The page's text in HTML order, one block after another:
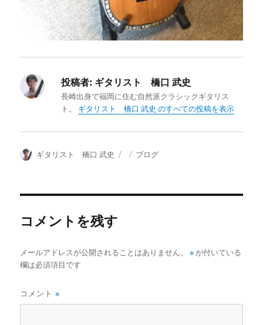
投稿者: ギタリスト 橋口 武史
長崎出身で福岡に住む自然派クラシックギタリス
ト。 ギタリスト 橋口 武史 のすべての投稿を表示
投
ギタリスト 橋口 武史
投 カ
ブログ
コメントを残す
メールアドレスが公開されることはありません。 ※ が付いている
欄は必須項目です
コメント※